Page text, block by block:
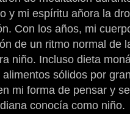
y mi espíritu añora la
Con los años, mi
de un ritmo normal de
niño. Incluso dieta
sólidos por
mi forma de pensar y
conocía como niño.